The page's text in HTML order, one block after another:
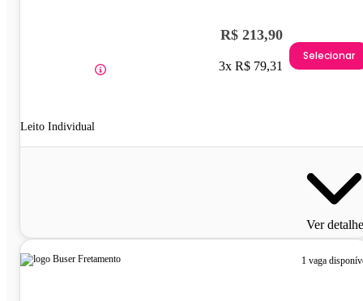
Leito Individual
R$ 213,90
3x R$ 79,31
Selecionar
Ver
1 vaga